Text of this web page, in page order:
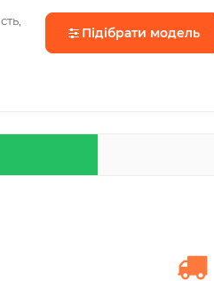
Підібрати модель